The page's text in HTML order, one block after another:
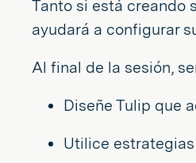
Tanto si está creando
ayudará a configurar
Al final de la sesión,
Diseñe Tulip que
Utilice